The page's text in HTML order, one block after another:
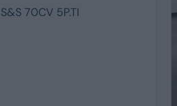
S&S 70CV 5P.TI